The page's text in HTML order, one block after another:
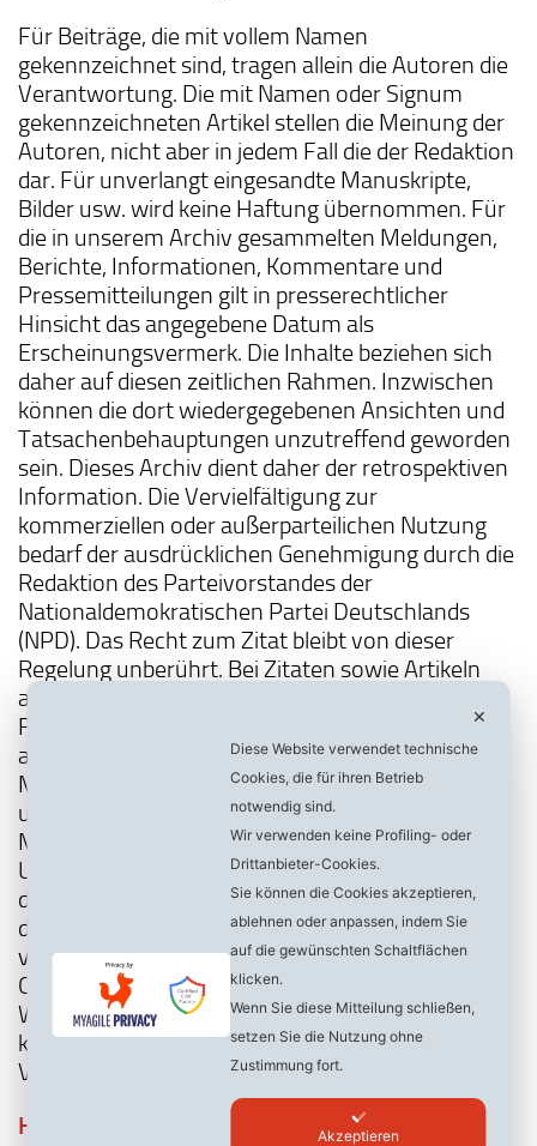
Für Beiträge, die mit vollem Namen
gekennzeichnet sind, tragen allein die Autoren die
Verantwortung. Die mit Namen oder Signum
gekennzeichneten Artikel stellen die Meinung der
Autoren, nicht aber in jedem Fall die der Redaktion
dar. Für unverlangt eingesandte Manuskripte,
Bilder usw. wird keine Haftung übernommen. Für
die in unserem Archiv gesammelten Meldungen,
Berichte, Informationen, Kommentare und
Pressemitteilungen gilt in presserechtlicher
Hinsicht das angegebene Datum als
Erscheinungsvermerk. Die Inhalte beziehen sich
daher auf diesen zeitlichen Rahmen. Inzwischen
können die dort wiedergegebenen Ansichten und
Tatsachenbehauptungen unzutreffend geworden
sein. Dieses Archiv dient daher der retrospektiven
Information. Die Vervielfältigung zur
kommerziellen oder außerparteilichen Nutzung
bedarf der ausdrücklichen Genehmigung durch die
Redaktion des Parteivorstandes der
Nationaldemokratischen Partei Deutschlands
(NPD). Das Recht zum Zitat bleibt von dieser
Regelung unberührt. Bei Zitaten sowie Artikeln
aus: Zeitschriften, Zeitungen, Pressediensten,
Funk, Fernsehen, fremder Weltnetzseiten oder
anderer Personen geben wir keinerlei
Meinungsäußerung o.g. Quellen wieder. Es geht
uns lediglich um die Information zur
Meinungsbildung. Wir sind lt. Presse- und
Urhebergesetz dazu verpflichtet, den Urheber
dieser Meldung bzw. des Artikels anzugeben. Für
den Wahrheitsgehalt dieser Informationen
verweisen wir ausdrücklich auf die (nachprüfbare)
Quelle. Soweit es sich hierbei um fremde
Weltnetzseiten bzw. Verweise hierauf handelt,
können wir keine Garantie für das dauernde
Vorhandensein der Inhalte geben.
Haftung für Links
✕
Diese Website verwendet technische
Cookies, die für ihren Betrieb
notwendig sind.
Wir verwenden keine Profiling- oder
Drittanbieter-Cookies.
Sie können die Cookies akzeptieren,
ablehnen oder anpassen, indem Sie
auf die gewünschten Schaltflächen
klicken.
Wenn Sie diese Mitteilung schließen,
setzen Sie die Nutzung ohne
Zustimmung fort.
Akzeptieren